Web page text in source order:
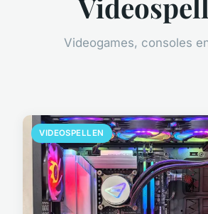
Videogames, consoles
VIDEOSPELLEN